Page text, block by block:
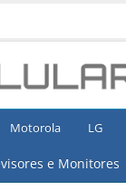
Motorola LG
e Monitores